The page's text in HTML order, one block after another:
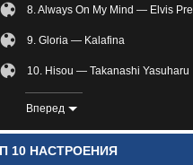
злость
беспокойное
8. Always On My Mind — Elvis
9. Gloria — Kalafina
10. Hisou — Takanashi Yasuharu
11. Sati Akura - Heart Realize
12. Pieces — Red
Вперед
10 НАСТРОЕНИЯ